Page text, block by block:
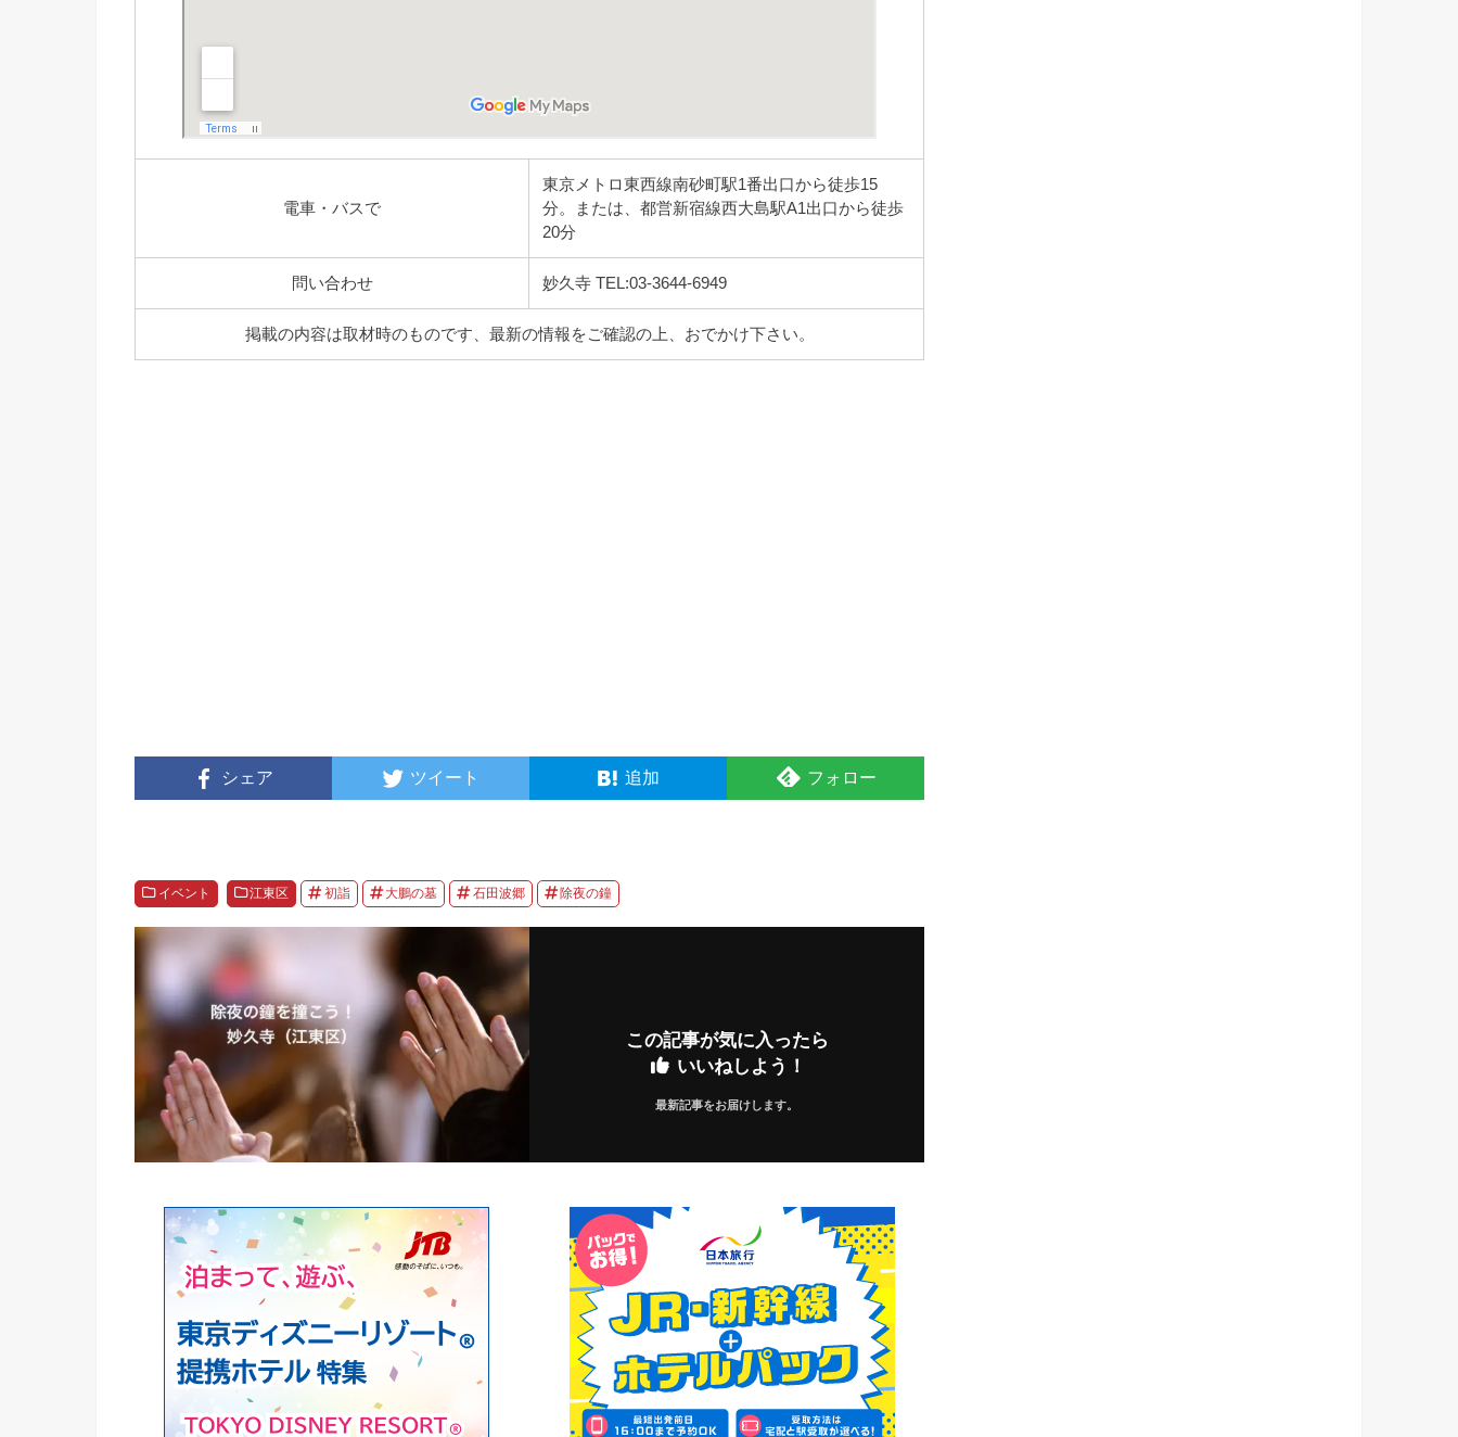
電車・バスで
東京メトロ東西線南砂町駅1番出口から徒歩15
分。または、都営新宿線西大島駅A1出口から徒歩
20分
問い合わせ 妙久寺 TEL:03-3644-6949
掲載の内容は取材時のものです、最新の情報をご確認の上、おでかけ下さい。
シェア ツイート 追加 フォロー
イベント 江東区 初詣 大鵬の墓 石田波郷 除夜の鐘
この記事が気に入ったら
いいねしよう！
最新記事をお届けします。